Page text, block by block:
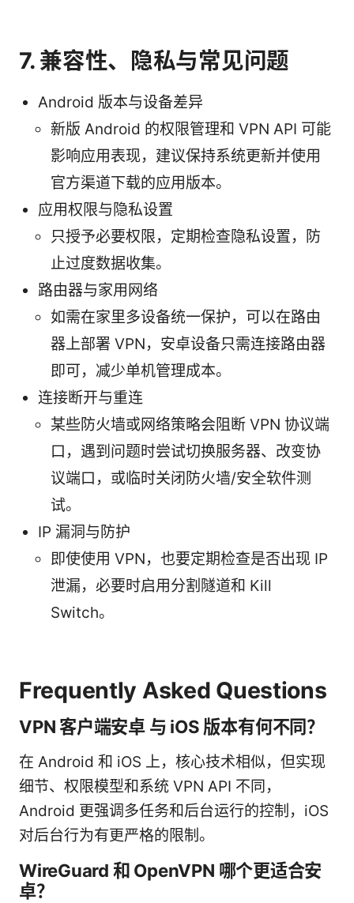
7. 兼容性、隐私与常见问题
Android 版本与设备差异
新版 Android 的权限管理和 VPN API 可能
影响应用表现，建议保持系统更新并使用
官方渠道下载的应用版本。
应用权限与隐私设置
只授予必要权限，定期检查隐私设置，防
止过度数据收集。
路由器与家用网络
如需在家里多设备统一保护，可以在路由
器上部署 VPN，安卓设备只需连接路由器
即可，减少单机管理成本。
连接断开与重连
某些防火墙或网络策略会阻断 VPN 协议端
口，遇到问题时尝试切换服务器、改变协
议端口，或临时关闭防火墙/安全软件测
试。
IP 漏洞与防护
即使使用 VPN，也要定期检查是否出现 IP
泄漏，必要时启用分割隧道和 Kill
Switch。
Frequently Asked Questions
VPN 客户端安卓 与 iOS 版本有何不同？
在 Android 和 iOS 上，核心技术相似，但实现
细节、权限模型和系统 VPN API 不同，
Android 更强调多任务和后台运行的控制，iOS
对后台行为有更严格的限制。
WireGuard 和 OpenVPN 哪个更适合安
卓？